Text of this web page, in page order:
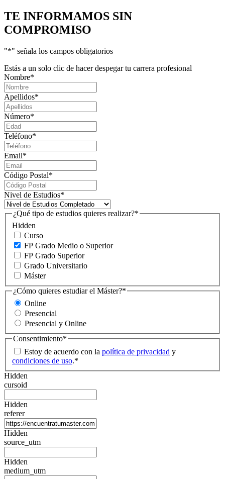
TE INFORMAMOS SIN
COMPROMISO
"*" señala los campos obligatorios
Estás a un solo clic de hacer despegar tu carrera profesional
Nombre*
Apellidos*
Número*
Teléfono*
Email*
Código Postal*
Nivel de Estudios*
Hidden
¿Qué tipo de estudios quieres realizar?*
Curso
FP Grado Medio o Superior
FP Grado Superior
Grado Universitario
Máster
¿Cómo quieres estudiar el Máster?*
Online
Presencial
Presencial y Online
Consentimiento*
Estoy de acuerdo con la política de privacidad y
condiciones de uso.*
Hidden
cursoid
Hidden
referer
Hidden
source_utm
Hidden
medium_utm